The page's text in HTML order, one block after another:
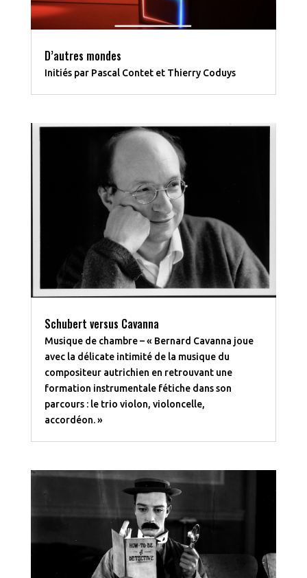
D’autres mondes
Initiés par Pascal Contet et Thierry Coduys
Schubert versus Cavanna
Musique de chambre – « Bernard Cavanna joue
avec la délicate intimité de la musique du
compositeur autrichien en retrouvant une
formation instrumentale fétiche dans son
parcours : le trio violon, violoncelle,
accordéon. »